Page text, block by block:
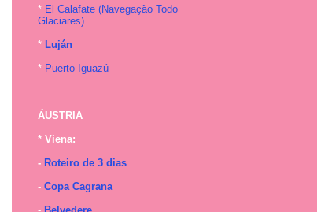
* El Calafate (Navegação Todo
Glaciares)
* Luján
* Puerto Iguazú
...................................
ÁUSTRIA
* Viena:
- Roteiro de 3 dias
- Copa Cagrana